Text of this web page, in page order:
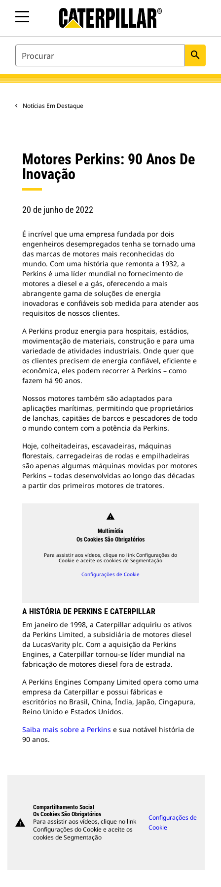
SEARCH search
Notícias Em Destaque
Motores Perkins: 90 Anos De
Inovação
20 de junho de 2022
É incrível que uma empresa fundada por dois
engenheiros desempregados tenha se tornado uma
das marcas de motores mais reconhecidas do
mundo. Com uma história que remonta a 1932, a
Perkins é uma líder mundial no fornecimento de
motores a diesel e a gás, oferecendo a mais
abrangente gama de soluções de energia
inovadoras e confiáveis ​​sob medida para atender aos
requisitos de nossos clientes.
A Perkins produz energia para hospitais, estádios,
movimentação de materiais, construção e para uma
variedade de atividades industriais. Onde quer que
os clientes precisem de energia confiável, eficiente e
econômica, eles podem recorrer à Perkins – como
fazem há 90 anos.
Nossos motores também são adaptados para
aplicações marítimas, permitindo que proprietários
de lanchas, capitães de barcos e pescadores de todo
o mundo contem com a potência da Perkins.
Hoje, colheitadeiras, escavadeiras, máquinas
florestais, carregadeiras de rodas e empilhadeiras
são apenas algumas máquinas movidas por motores
Perkins – todas desenvolvidas ao longo das décadas
a partir dos primeiros motores de tratores.
warning
Multimídia
Os Cookies São Obrigatórios
Para assistir aos vídeos, clique no link Configurações do
Cookie e aceite os cookies de Segmentação
Configurações de Cookie
A HISTÓRIA DE PERKINS E CATERPILLAR
Em janeiro de 1998, a Caterpillar adquiriu os ativos
da Perkins Limited, a subsidiária de motores diesel
da LucasVarity plc. Com a aquisição da Perkins
Engines, a Caterpillar tornou-se líder mundial na
fabricação de motores diesel fora de estrada.
A Perkins Engines Company Limited opera como uma
empresa da Caterpillar e possui fábricas e
escritórios no Brasil, China, Índia, Japão, Cingapura,
Reino Unido e Estados Unidos.
Saiba mais sobre a Perkins e sua notável história de
90 anos.
warning
Compartilhamento Social
Os Cookies São Obrigatórios
Para assistir aos vídeos, clique no link
Configurações do Cookie e aceite os
cookies de Segmentação
Configurações de
Cookie